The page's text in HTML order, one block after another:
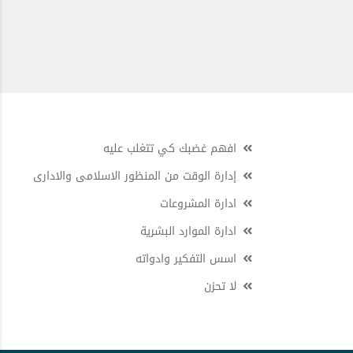
افهم غضبك كي تتغلب عليه
إدارة الوقت من المنظور الاسلامى والادارى
ادارة المشروعات
ادارة الموارد البشرية
اسس التفكير وادواته
لا تحزن